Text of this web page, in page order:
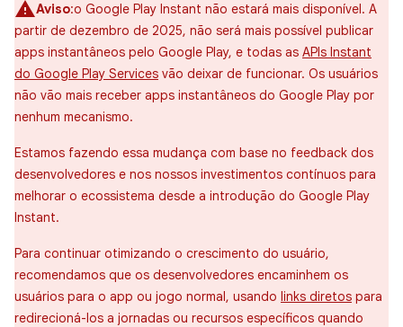
Aviso:o Google Play Instant não estará mais disponível. A
partir de dezembro de 2025, não será mais possível publicar
apps instantâneos pelo Google Play, e todas as APIs Instant
do Google Play Services vão deixar de funcionar. Os usuários
não vão mais receber apps instantâneos do Google Play por
nenhum mecanismo.
Estamos fazendo essa mudança com base no feedback dos
desenvolvedores e nos nossos investimentos contínuos para
melhorar o ecossistema desde a introdução do Google Play
Instant.
Para continuar otimizando o crescimento do usuário,
recomendamos que os desenvolvedores encaminhem os
usuários para o app ou jogo normal, usando links diretos para
redirecioná-los a jornadas ou recursos específicos quando